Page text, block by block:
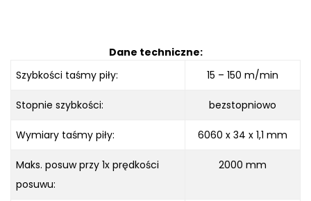
Dane techniczne:
Szybkości taśmy piły:
15 – 150 m/min
Stopnie szybkości: bezstopniowo
Wymiary taśmy piły: 6060 x 34 x 1,1 mm
Maks. posuw przy 1x prędkości
posuwu:
2000 mm